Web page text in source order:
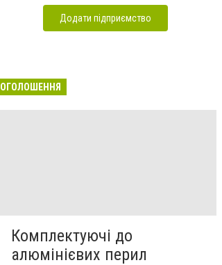
Додати підприємство
ОГОЛОШЕННЯ
Комплектуючі до
алюмінієвих перил